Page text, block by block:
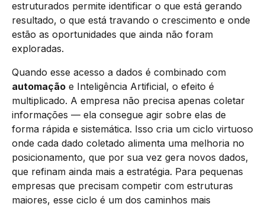
estruturados permite identificar o que está gerando
resultado, o que está travando o crescimento e onde
estão as oportunidades que ainda não foram
exploradas.
Quando esse acesso a dados é combinado com
automação e Inteligência Artificial, o efeito é
multiplicado. A empresa não precisa apenas coletar
informações — ela consegue agir sobre elas de
forma rápida e sistemática. Isso cria um ciclo virtuoso
onde cada dado coletado alimenta uma melhoria no
posicionamento, que por sua vez gera novos dados,
que refinam ainda mais a estratégia. Para pequenas
empresas que precisam competir com estruturas
maiores, esse ciclo é um dos caminhos mais